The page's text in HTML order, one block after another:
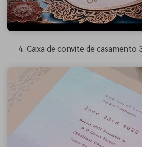
Caixa de convite de casamento